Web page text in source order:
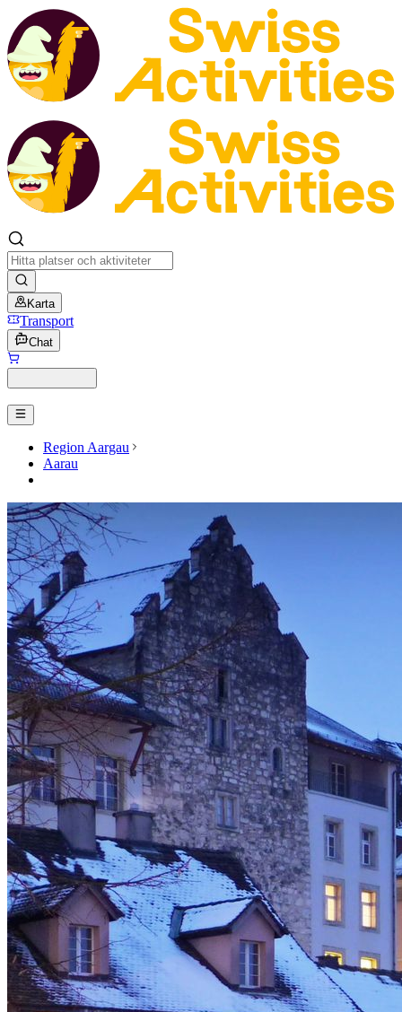
Karta
Transport
Chat
Region Aargau
Aarau